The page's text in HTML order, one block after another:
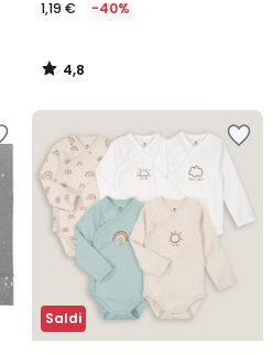
1,19 € -40%
4,8
/
Saldi